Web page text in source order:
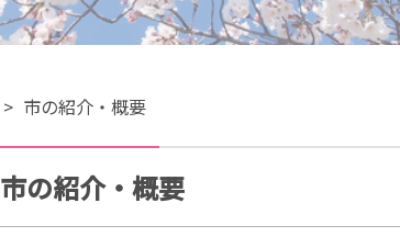
市の紹介・概要
市の紹介・概要